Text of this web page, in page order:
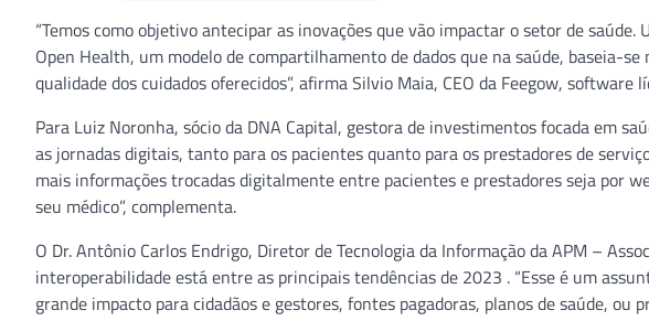
“Temos como objetivo antecipar as inovações que vão impactar o setor de saúde.
Open Health, um modelo de compartilhamento de dados que na saúde, baseia-
qualidade dos cuidados oferecidos”, afirma Silvio Maia, CEO da Feegow,
Para Luiz Noronha, sócio da DNA Capital, gestora de investimentos focada em
as jornadas digitais, tanto para os pacientes quanto para os prestadores de
mais informações trocadas digitalmente entre pacientes e prestadores seja por
seu médico”, complementa.
O Dr. Antônio Carlos Endrigo, Diretor de Tecnologia da Informação da APM –
interoperabilidade está entre as principais tendências de 2023 . “Esse é um
grande impacto para cidadãos e gestores, fontes pagadoras, planos de saúde, ou